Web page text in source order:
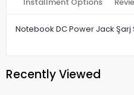
Notebook DC Power Jack
Recently Viewed